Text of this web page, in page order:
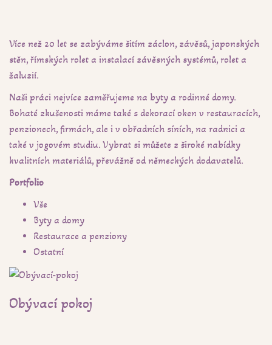
Více než 20 let se zabýváme šitím záclon, závěsů, japonských
stěn, římských rolet a instalací závěsných systémů, rolet a
žaluzií.
Naši práci nejvíce zaměřujeme na byty a rodinné domy.
Bohaté zkušenosti máme také s dekorací oken v restauracích,
penzionech, firmách, ale i v obřadních síních, na radnici a
také v jogovém studiu. Vybrat si můžete z široké nabídky
kvalitních materiálů, převážně od německých dodavatelů.
Portfolio
Vše
Byty a domy
Restaurace a penziony
Ostatní
Obývací pokoj